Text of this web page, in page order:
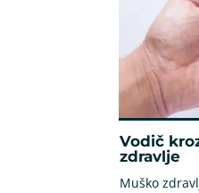
Vodič
zdravlje
Muško